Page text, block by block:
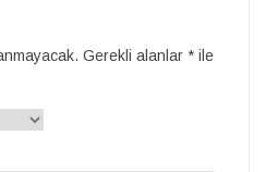
Gerekli alanlar * ile